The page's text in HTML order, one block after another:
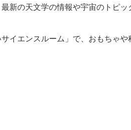
新の天文学の情報や宇宙のトピ
イエンスルーム」で、おもちゃや